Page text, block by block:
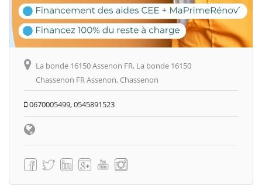
La bonde 16150 Assenon FR, La bonde 16150
Chassenon FR Assenon, Chassenon
0670005499, 0545891523